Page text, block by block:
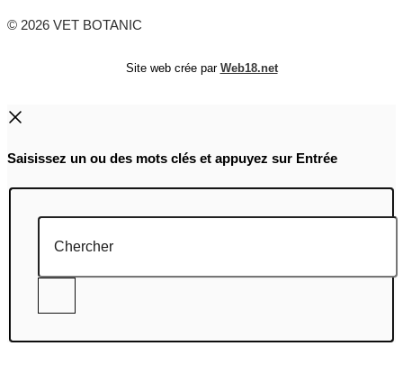
© 2026 VET BOTANIC
Site web crée par Web18.net
Saisissez un ou des mots clés et appuyez sur Entrée
Chercher